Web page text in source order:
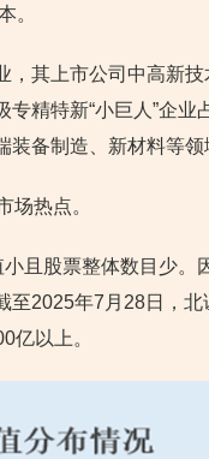
。
，其上市公司中高新
精特新“小巨人”企业
备制造、新材料等领
场热点。
且股票整体数目少。
至2025年7月28日，
亿以上。